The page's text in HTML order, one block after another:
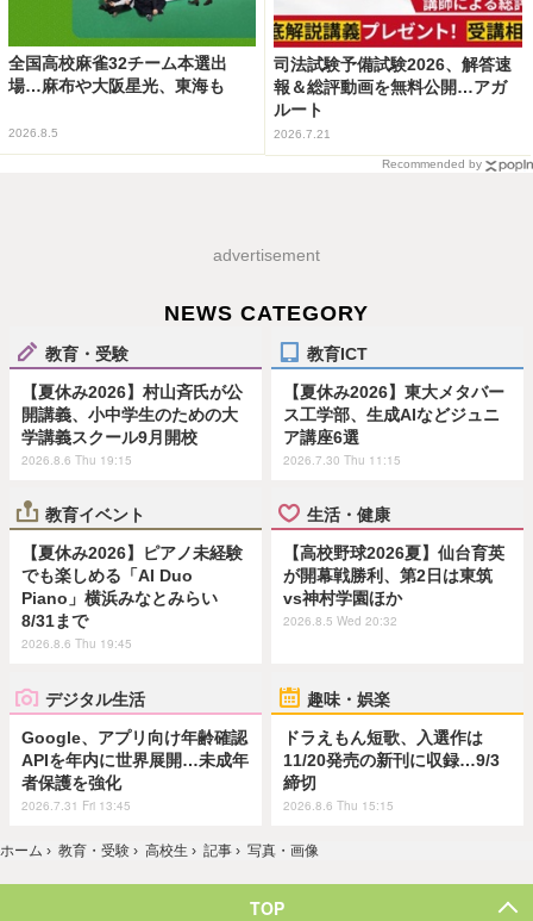
全国高校麻雀32チーム本選出
場…麻布や大阪星光、東海も
2026.8.5
司法試験予備試験2026、解答速
報＆総評動画を無料公開…アガ
ルート
2026.7.21
Recommended by
advertisement
NEWS CATEGORY
教育・受験
【夏休み2026】村山斉氏が公
開講義、小中学生のための大
学講義スクール9月開校
2026.8.6 Thu 19:15
教育ICT
【夏休み2026】東大メタバー
ス工学部、生成AIなどジュニ
ア講座6選
2026.7.30 Thu 11:15
教育イベント
【夏休み2026】ピアノ未経験
でも楽しめる「AI Duo
Piano」横浜みなとみらい
8/31まで
2026.8.6 Thu 19:45
生活・健康
【高校野球2026夏】仙台育英
が開幕戦勝利、第2日は東筑
vs神村学園ほか
2026.8.5 Wed 20:32
デジタル生活
Google、アプリ向け年齢確認
APIを年内に世界展開…未成年
者保護を強化
2026.7.31 Fri 13:45
趣味・娯楽
ドラえもん短歌、入選作は
11/20発売の新刊に収録…9/3
締切
2026.8.6 Thu 15:15
ホーム › 教育・受験 › 高校生 › 記事 › 写真・画像
TOP